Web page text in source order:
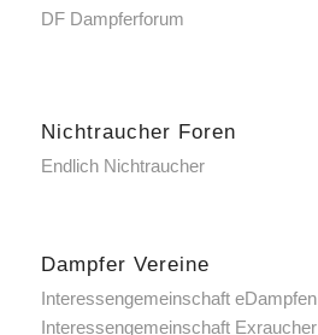
DF Dampferforum
Nichtraucher Foren
Endlich Nichtraucher
Dampfer Vereine
Interessengemeinschaft eDampfen
Interessengemeinschaft Exraucher